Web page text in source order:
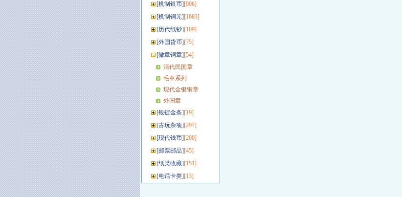
[机制银币][906]
[机制铜元][1683]
[历代纸钞][109]
[外国货币][75]
[徽章铜章][54]
清代民国章
毛章系列
现代金银铜章
外国章
[银锭金条][19]
[古玩杂项][297]
[现代钱币][200]
[邮票邮品][45]
[纸类收藏][151]
[电话卡类][13]